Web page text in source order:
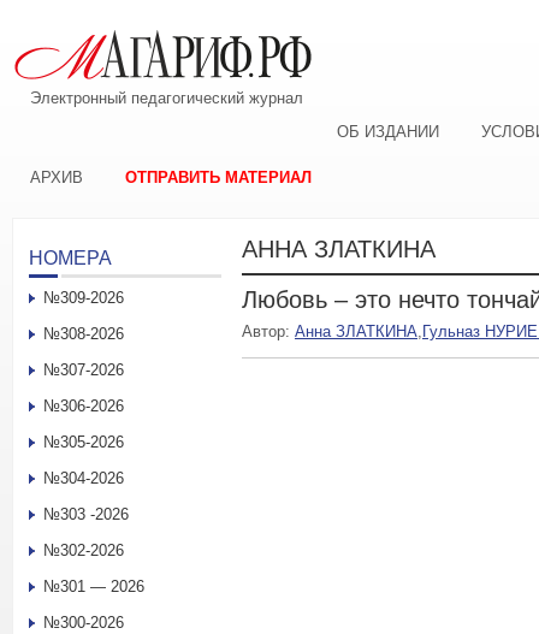
Электронный педагогический журнал
ОБ ИЗДАНИИ
АРХИВ ОТПРАВИТЬ МАТЕРИАЛ
АННА ЗЛАТКИНА
Любовь – это нечто
Автор: Анна ЗЛАТКИНА, Гульназ
НОМЕРА
№309-2026
№308-2026
№307-2026
№306-2026
№305-2026
№304-2026
№303 -2026
№302-2026
№301 — 2026
№300-2026